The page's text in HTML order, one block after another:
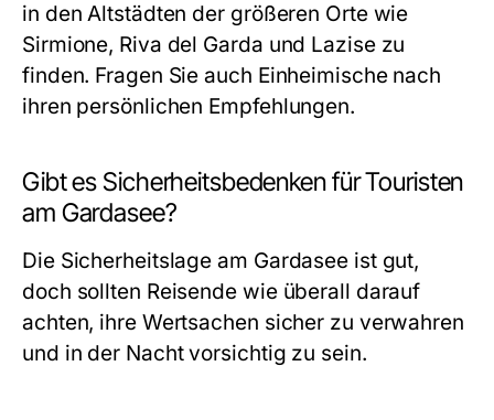
in den Altstädten der größeren Orte wie
Sirmione, Riva del Garda und Lazise zu
finden. Fragen Sie auch Einheimische nach
ihren persönlichen Empfehlungen.
Gibt es Sicherheitsbedenken für Touristen
am Gardasee?
Die Sicherheitslage am Gardasee ist gut,
doch sollten Reisende wie überall darauf
achten, ihre Wertsachen sicher zu verwahren
und in der Nacht vorsichtig zu sein.